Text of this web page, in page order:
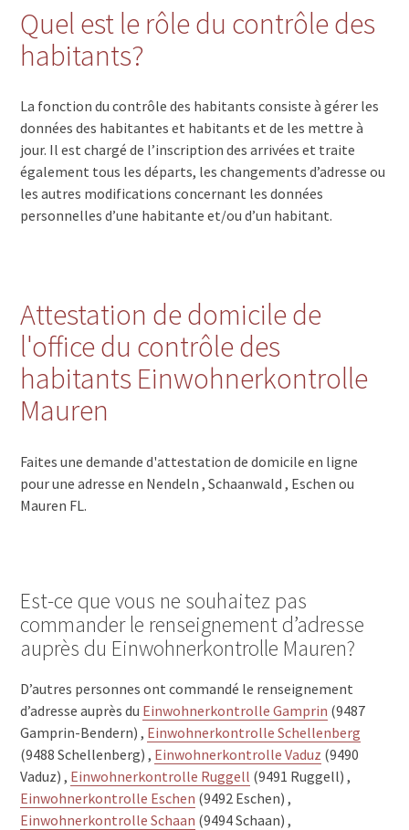
Quel est le rôle du contrôle des
habitants?
La fonction du contrôle des habitants consiste à gérer les
données des habitantes et habitants et de les mettre à
jour. Il est chargé de l’inscription des arrivées et traite
également tous les départs, les changements d’adresse ou
les autres modifications concernant les données
personnelles d’une habitante et/ou d’un habitant.
Attestation de domicile de
l'office du contrôle des
habitants Einwohnerkontrolle
Mauren
Faites une demande d'attestation de domicile en ligne
pour une adresse en Nendeln , Schaanwald , Eschen ou
Mauren FL.
Est-ce que vous ne souhaitez pas
commander le renseignement d’adresse
auprès du Einwohnerkontrolle Mauren?
D’autres personnes ont commandé le renseignement
d’adresse auprès du Einwohnerkontrolle Gamprin (9487
Gamprin-Bendern) , Einwohnerkontrolle Schellenberg
(9488 Schellenberg) , Einwohnerkontrolle Vaduz (9490
Vaduz) , Einwohnerkontrolle Ruggell (9491 Ruggell) ,
Einwohnerkontrolle Eschen (9492 Eschen) ,
Einwohnerkontrolle Schaan (9494 Schaan) ,